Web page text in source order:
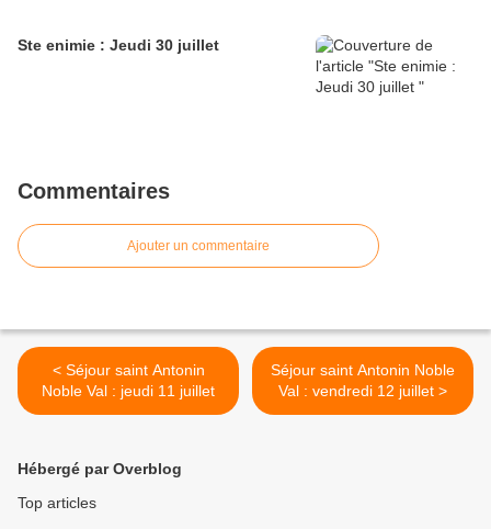
Ste enimie : Jeudi 30 juillet
Commentaires
Ajouter un commentaire
< Séjour saint Antonin
Noble Val : jeudi 11 juillet
Séjour saint Antonin Noble
Val : vendredi 12 juillet >
Hébergé par Overblog
Top articles